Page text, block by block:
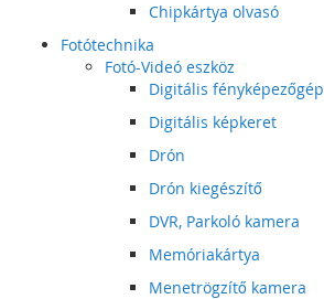
Chipkártya olvasó
Fotótechnika
Fotó-Videó eszköz
Digitális fényképezőgép
Digitális képkeret
Drón
Drón kiegészítő
DVR, Parkoló kamera
Memóriakártya
Menetrögzítő kamera